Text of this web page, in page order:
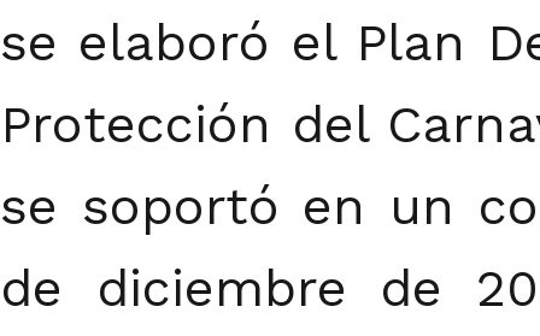
se elaboró el Plan
Protección del
se soportó en un
de diciembre de